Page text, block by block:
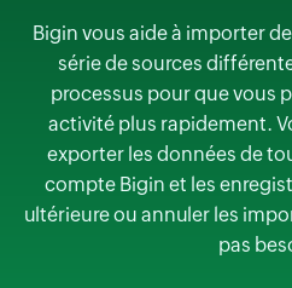
Bigin vous aide à importer
série de sources
processus pour que vous
activité plus rapidement.
exporter les données de
compte Bigin et les
ultérieure ou annuler les
pas